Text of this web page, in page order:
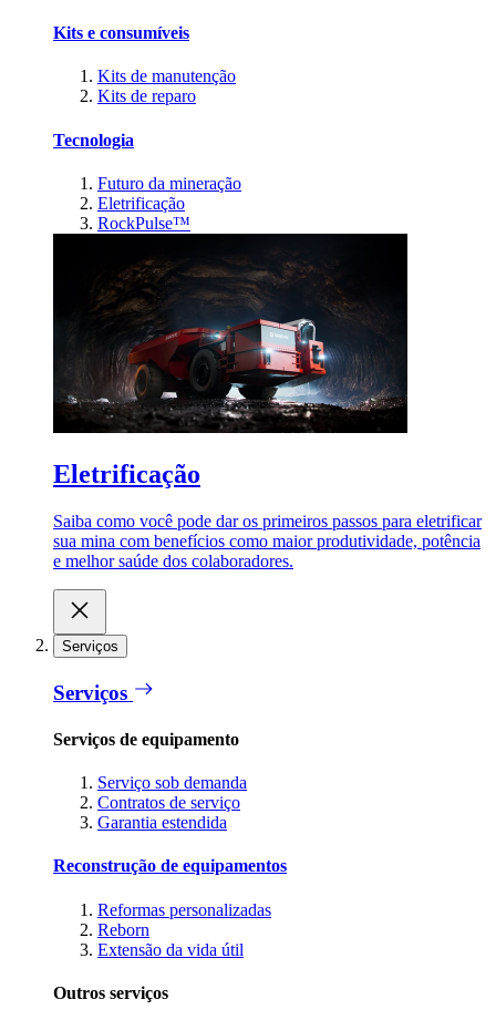
Kits e consumíveis
Kits de manutenção
Kits de reparo
Tecnologia
Futuro da mineração
Eletrificação
RockPulse™
Eletrificação
Saiba como você pode dar os primeiros passos para eletrificar
sua mina com benefícios como maior produtividade, potência
e melhor saúde dos colaboradores.
Serviços
Serviços
Serviços de equipamento
Serviço sob demanda
Contratos de serviço
Garantia estendida
Reconstrução de equipamentos
Reformas personalizadas
Reborn
Extensão da vida útil
Outros serviços